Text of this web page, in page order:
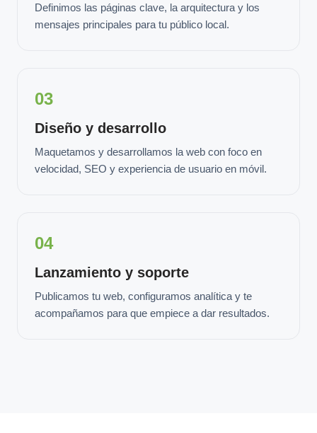
Definimos las páginas clave, la arquitectura y los
mensajes principales para tu público local.
03
Diseño y desarrollo
Maquetamos y desarrollamos la web con foco en
velocidad, SEO y experiencia de usuario en móvil.
04
Lanzamiento y soporte
Publicamos tu web, configuramos analítica y te
acompañamos para que empiece a dar resultados.